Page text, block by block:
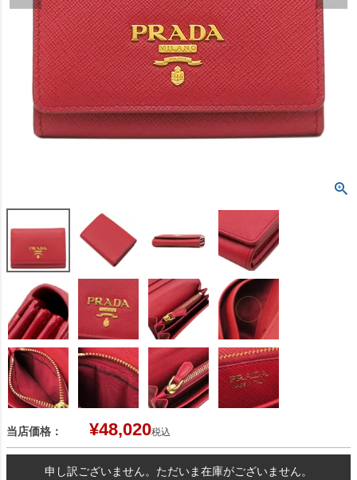
当店価格： ¥48,020税込
申し訳ございません。ただいま在庫がございません。